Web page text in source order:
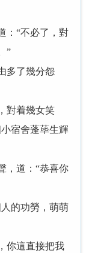
“不必了，對
”
多了幾分怨
對着幾女笑
宿舍蓬荜生輝
道：“恭喜你
的功勞，萌萌
這直接把我